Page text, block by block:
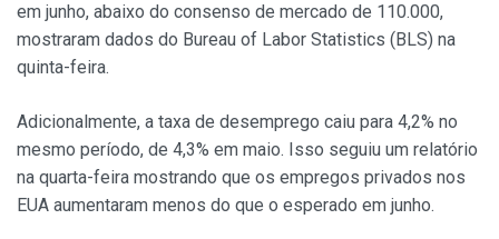
em junho, abaixo do consenso de mercado de 110.000,
mostraram dados do Bureau of Labor Statistics (BLS) na
quinta-feira.
Adicionalmente, a taxa de desemprego caiu para 4,2% no
mesmo período, de 4,3% em maio. Isso seguiu um relatório
na quarta-feira mostrando que os empregos privados nos
EUA aumentaram menos do que o esperado em junho.